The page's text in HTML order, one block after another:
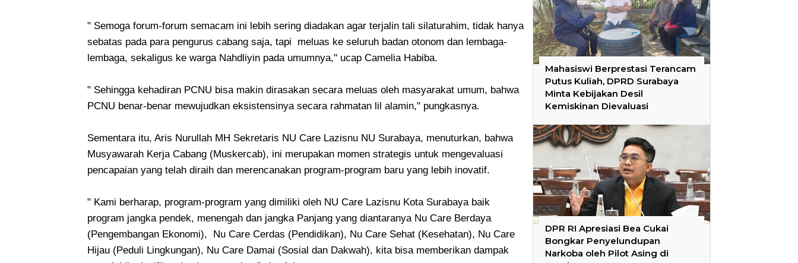
" Semoga forum-forum semacam ini lebih sering diadakan agar terjalin tali silaturahim, tidak hanya
sebatas pada para pengurus cabang saja, tapi meluas ke seluruh badan otonom dan lembaga-
lembaga, sekaligus ke warga Nahdliyin pada umumnya," ucap Camelia Habiba.
" Sehingga kehadiran PCNU bisa makin dirasakan secara meluas oleh masyarakat umum, bahwa
PCNU benar-benar mewujudkan eksistensinya secara rahmatan lil alamin," pungkasnya.
Sementara itu, Aris Nurullah MH Sekretaris NU Care Lazisnu NU Surabaya, menuturkan, bahwa
Musyawarah Kerja Cabang (Muskercab), ini merupakan momen strategis untuk mengevaluasi
pencapaian yang telah diraih dan merencanakan program-program baru yang lebih inovatif.
" Kami berharap, program-program yang dimiliki oleh NU Care Lazisnu Kota Surabaya baik
program jangka pendek, menengah dan jangka Panjang yang diantaranya Nu Care Berdaya
(Pengembangan Ekonomi), Nu Care Cerdas (Pendidikan), Nu Care Sehat (Kesehatan), Nu Care
Hijau (Peduli Lingkungan), Nu Care Damai (Sosial dan Dakwah), kita bisa memberikan dampak
Mahasiswi Berprestasi Terancam
Putus Kuliah, DPRD Surabaya
Minta Kebijakan Desil
Kemiskinan Dievaluasi
DPR RI Apresiasi Bea Cukai
Bongkar Penyelundupan
Narkoba oleh Pilot Asing di